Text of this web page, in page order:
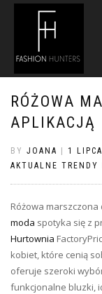
RÓŻOWA
APLIKACJĄ
BY JOANA 1
AKTUALNE TRENDY
Różowa marszczona
moda spotyka się z
Hurtownia
kobiet, które cenią
oferuje szeroki
funkcjonalne bluzki,